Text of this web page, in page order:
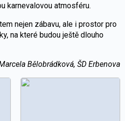
karnevalovou atmosféru.
nejen zábavu, ale i prostor pro
na které budou ještě dlouho
Bělobrádková, ŠD Erbenova